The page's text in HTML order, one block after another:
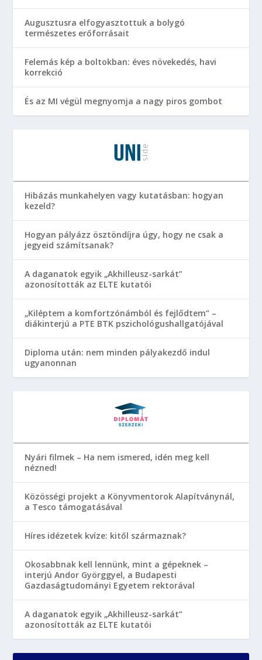
Augusztusra elfogyasztottuk a bolygó
természetes erőforrásait
Felemás kép a boltokban: éves növekedés, havi
korrekció
És az MI végül megnyomja a nagy piros gombot
Hibázás munkahelyen vagy kutatásban: hogyan
kezeld?
Hogyan pályázz ösztöndíjra úgy, hogy ne csak a
jegyeid számítsanak?
A daganatok egyik „Akhilleusz-sarkát”
azonosították az ELTE kutatói
„Kiléptem a komfortzónámból és fejlődtem” –
diákinterjú a PTE BTK pszichológushallgatójával
Diploma után: nem minden pályakezdő indul
ugyanonnan
Nyári filmek – Ha nem ismered, idén meg kell
nézned!
Közösségi projekt a Könyvmentorok Alapítványnál,
a Tesco támogatásával
Híres idézetek kvíze: kitől származnak?
Okosabbnak kell lennünk, mint a gépeknek –
interjú Andor Györggyel, a Budapesti
Gazdaságtudományi Egyetem rektorával
A daganatok egyik „Akhilleusz-sarkát”
azonosították az ELTE kutatói